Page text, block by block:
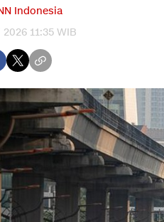
Indonesia
11:35 WIB